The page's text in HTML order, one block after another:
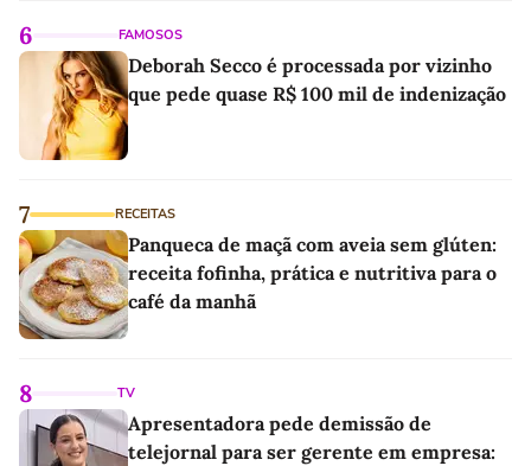
6 FAMOSOS
Deborah Secco é processada por vizinho
que pede quase R$ 100 mil de indenização
7 RECEITAS
Panqueca de maçã com aveia sem glúten:
receita fofinha, prática e nutritiva para o
café da manhã
8 TV
Apresentadora pede demissão de
telejornal para ser gerente em empresa: